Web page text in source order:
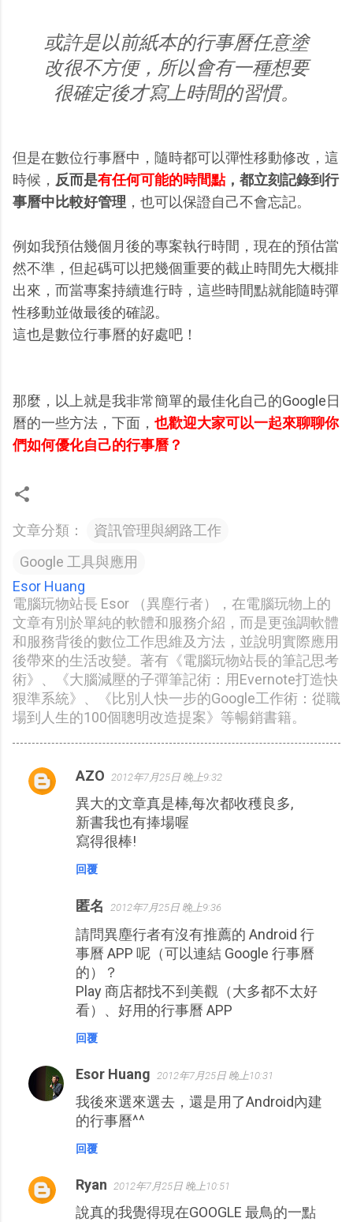
或許是以前紙本的行事曆任意塗
改很不方便，所以會有一種想要
很確定後才寫上時間的習慣。
但是在數位行事曆中，隨時都可以彈性移動修改，這
時候， 反而是有任何可能的時間點，都立刻記錄到行
事曆中比較好管理 ，也可以保證自己不會忘記。
例如我預估幾個月後的專案執行時間，現在的預估當
然不準，但起碼可以把幾個重要的截止時間先大概排
出來，而當專案持續進行時，這些時間點就能隨時彈
性移動並做最後的確認。
這也是數位行事曆的好處吧！
那麼，以上就是我非常簡單的最佳化自己的Google日
曆的一些方法，下面， 也歡迎大家可以一起來聊聊你
們如何優化自己的行事曆？
文章分類：
資訊管理與網路工作
Google 工具與應用
Esor Huang
電腦玩物站長 Esor （異塵行者），在電腦玩物上的
文章有別於單純的軟體和服務介紹，而是更強調軟體
和服務背後的數位工作思維及方法，並說明實際應用
後帶來的生活改變。著有《電腦玩物站長的筆記思考
術》、《大腦減壓的子彈筆記術：用Evernote打造快
狠準系統》、《比別人快一步的Google工作術：從職
場到人生的100個聰明改造提案》等暢銷書籍。
留
AZO 2012年7月25日 晚上9:32
異大的文章真是棒,每次都收穫良多,
新書我也有捧場喔
寫得很棒!
回覆
匿名 2012年7月25日 晚上9:36
請問異塵行者有沒有推薦的 Android 行
事曆 APP 呢（可以連結 Google 行事曆
的）？
Play 商店都找不到美觀（大多都不太好
看）、好用的行事曆 APP
回覆
Esor Huang 2012年7月25日 晚上10:31
我後來選來選去，還是用了Android內建
的行事曆^^
回覆
Ryan 2012年7月25日 晚上10:51
說真的我覺得現在GOOGLE 最鳥的一點